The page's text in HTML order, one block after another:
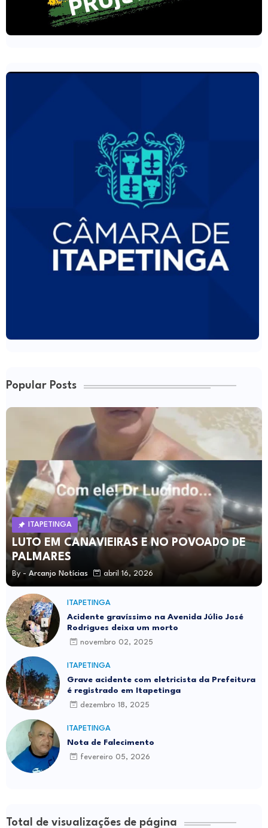
Popular Posts
ITAPETINGA
LUTO EM CANAVIEIRAS E NO POVOADO DE
PALMARES
By - Arcanjo Notícias abril 16, 2026
ITAPETINGA
Acidente gravíssimo na Avenida Júlio José
Rodrigues deixa um morto
novembro 02, 2025
ITAPETINGA
Grave acidente com eletricista da Prefeitura
é registrado em Itapetinga
dezembro 18, 2025
ITAPETINGA
Nota de Falecimento
fevereiro 05, 2026
Total de visualizações de página